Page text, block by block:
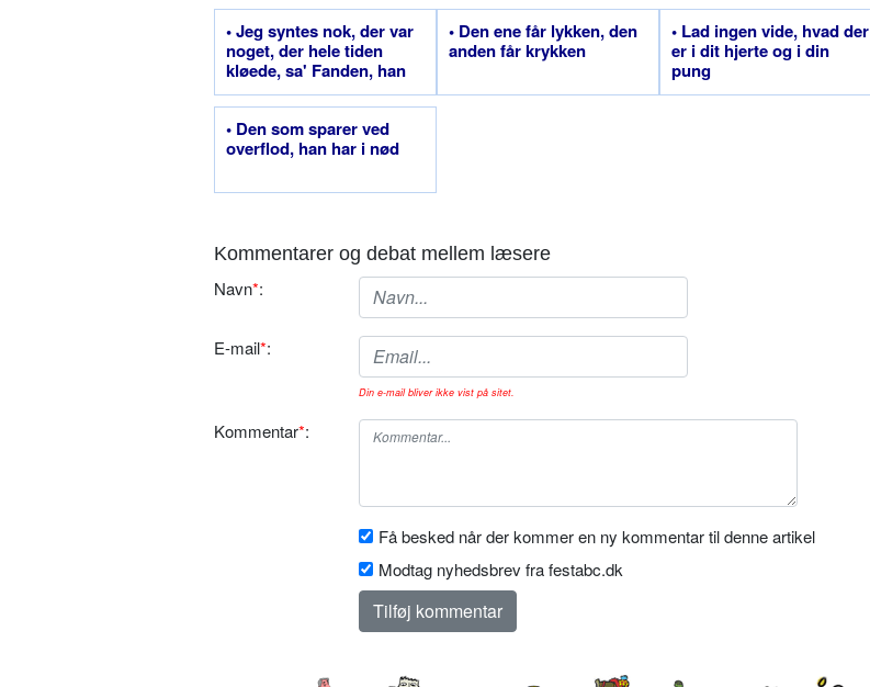
• Jeg syntes nok, der var
noget, der hele tiden
kløede, sa' Fanden, han
havde fået et pindsvin i
øjet
• Den ene får lykken, den
anden får krykken
• Lad ingen vide, hvad der
er i dit hjerte og i din
pung
• Den som sparer ved
overflod, han har i nød
Kommentarer og debat mellem læsere
Navn*:
E-mail*:
Din e-mail bliver ikke vist på sitet.
Kommentar*:
Få besked når der kommer en ny kommentar til denne artikel
Modtag nyhedsbrev fra festabc.dk